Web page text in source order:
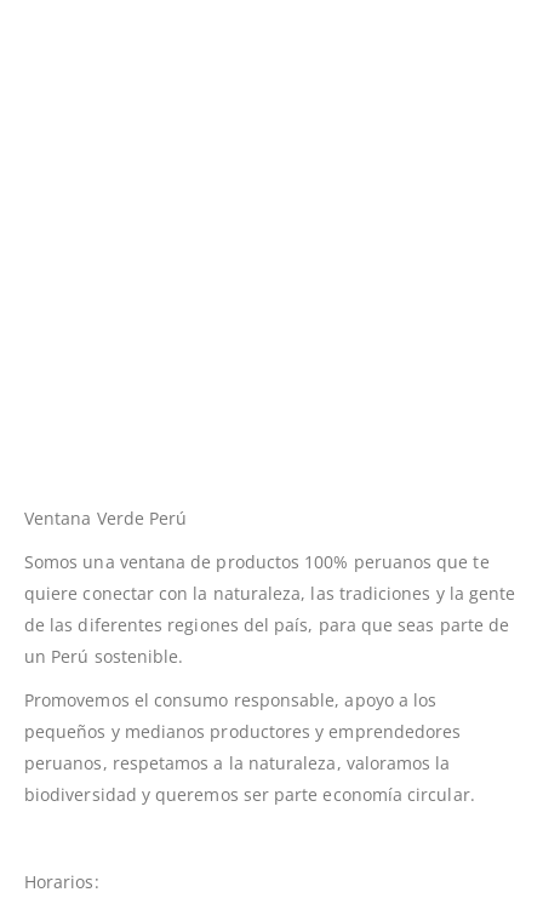
Ventana Verde Perú
Somos una ventana de productos 100% peruanos que te
quiere conectar con la naturaleza, las tradiciones y la gente
de las diferentes regiones del país, para que seas parte de
un Perú sostenible.
Promovemos el consumo responsable, apoyo a los
pequeños y medianos productores y emprendedores
peruanos, respetamos a la naturaleza, valoramos la
biodiversidad y queremos ser parte economía circular.
Horarios: